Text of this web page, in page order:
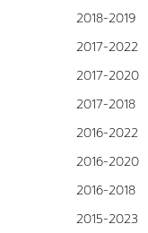
2018-2019
2017-2022
2017-2020
2017-2018
2016-2022
2016-2020
2016-2018
2015-2023